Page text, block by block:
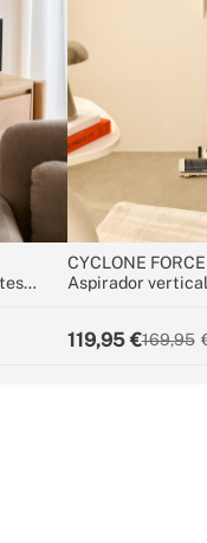
CYCLONE
Aspirador
119,95 169,95